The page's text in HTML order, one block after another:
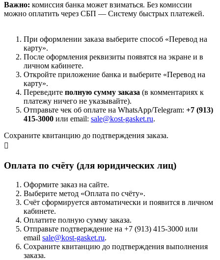
Важно: комиссия банка может взиматься. Без комиссии
можно оплатить через СБП — Систему быстрых платежей.
При оформлении заказа выберите способ «Перевод на
карту».
После оформления реквизиты появятся на экране и в
личном кабинете.
Откройте приложение банка и выберите «Перевод на
карту».
Переведите полную сумму заказа (в комментариях к
платежу ничего не указывайте).
Отправьте чек об оплате на WhatsApp/Telegram: +7 (913)
415-3000 или email: sale@kost-gasket.ru.
Сохраните квитанцию до подтверждения заказа.
Оплата по счёту (для юридических лиц)
Оформите заказ на сайте.
Выберите метод «Оплата по счёту».
Счёт сформируется автоматически и появится в личном
кабинете.
Оплатите полную сумму заказа.
Отправьте подтверждение на +7 (913) 415-3000 или
email sale@kost-gasket.ru.
Сохраните квитанцию до подтверждения выполнения
заказа.